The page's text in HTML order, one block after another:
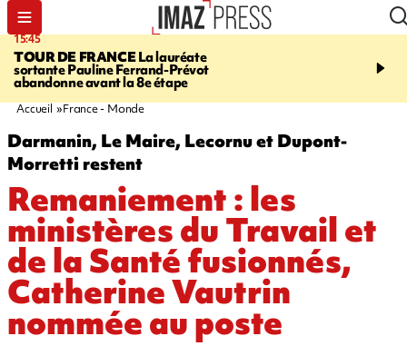
15:45
TOUR DE FRANCELa lauréate
sortante Pauline Ferrand-Prévot
abandonne avant la 8e étape
20:17
routière, concours de
Accueil France - Monde
Darmanin, Le Maire, Lecornu et Dupont-
Morretti restent
Remaniement : les
ministères du Travail et
de la Santé fusionnés,
Catherine Vautrin
nommée au poste